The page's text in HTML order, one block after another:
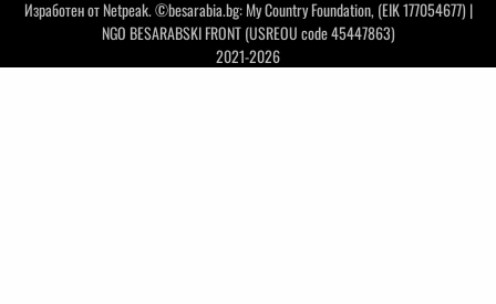
Изработен отNetpeak. ©besarabia.bg: My Country Foundation, (EIK 177054677) |
NGO BESARABSKI FRONT (USREOU code 45447863)
2021-2026